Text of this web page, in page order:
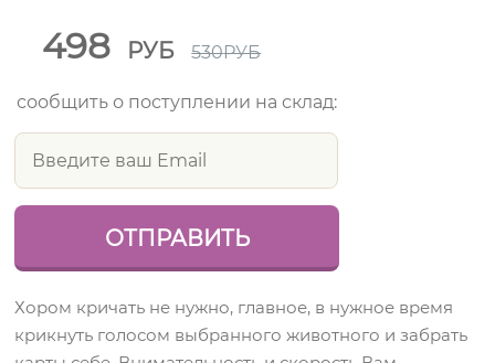
498 РУБ 530РУБ
сообщить о поступлении на склад:
Хором кричать не нужно, главное, в нужное время
крикнуть голосом выбранного животного и забрать